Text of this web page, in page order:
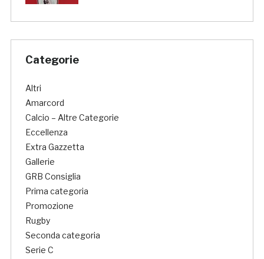
Categorie
Altri
Amarcord
Calcio – Altre Categorie
Eccellenza
Extra Gazzetta
Gallerie
GRB Consiglia
Prima categoria
Promozione
Rugby
Seconda categoria
Serie C